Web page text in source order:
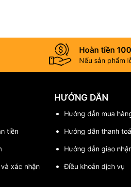
Hoàn tiền
Nếu sản phẩm
tiền
xác nhận
HƯỚNG DẪN
Hướng dẫn mua
Hướng dẫn thanh
Hướng dẫn giao
Điều khoản dịch vụ